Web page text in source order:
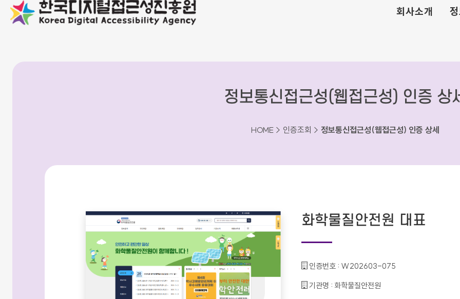
회사소개
정보통신접근성(웹접근성) 인증 상세
HOME > 인증조회 > 정보통신접근성(웹접근성) 인증 상세
화학물질안전원 대표
인증번호 : W202603-075
기관명 : 화학물질안전원